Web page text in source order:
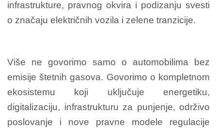
infrastrukture, pravnog okvira i podizanju svesti
o značaju električnih vozila i zelene tranzicije.
Više ne govorimo samo o automobilima bez
emisije štetnih gasova. Govorimo o kompletnom
ekosistemu koji uključuje energetiku,
digitalizaciju, infrastrukturu za punjenje, održivo
poslovanje i nove pravne modele regulacije